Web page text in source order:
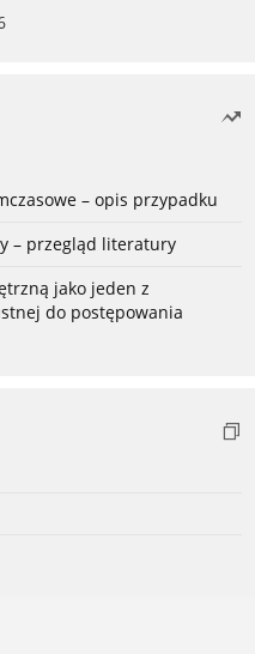
– opis przypadku
– przegląd literatury
jako jeden z
do postępowania